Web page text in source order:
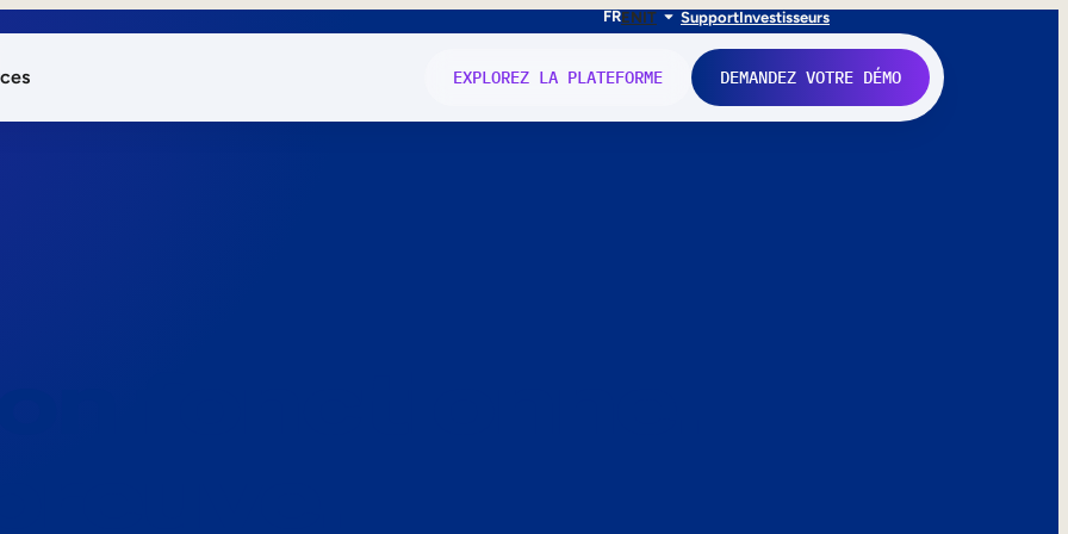
FRENIT SupportInvestisseurs
EXPLOREZ LA PLATEFORME DEMANDEZ VOTRE DÉMO